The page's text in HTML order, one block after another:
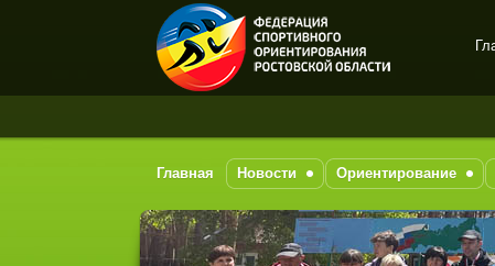
Спортивное
на-Дону
Главная Новости Ориентирование